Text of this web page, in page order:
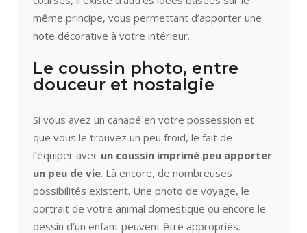
même principe, vous permettant d’apporter une
note décorative à votre intérieur.
Le coussin photo, entre
douceur et nostalgie
Si vous avez un canapé en votre possession et
que vous le trouvez un peu froid, le fait de
l’équiper avec un coussin imprimé peu apporter
un peu de vie. Là encore, de nombreuses
possibilités existent. Une photo de voyage, le
portrait de votre animal domestique ou encore le
dessin d’un enfant peuvent être appropriés.